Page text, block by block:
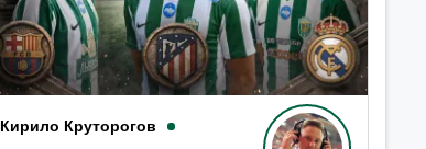
Кирило Круторогов